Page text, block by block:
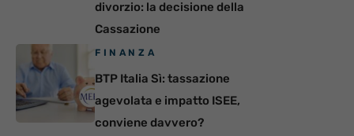
divorzio: la decisione della
Cassazione
FINANZA
BTP Italia Sì: tassazione
agevolata e impatto ISEE,
conviene davvero?